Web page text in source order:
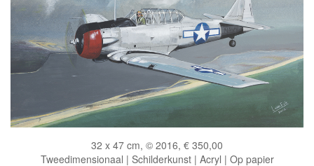
32 x 47 cm, © 2016, € 350,00
Tweedimensionaal | Schilderkunst | Acryl | Op papier